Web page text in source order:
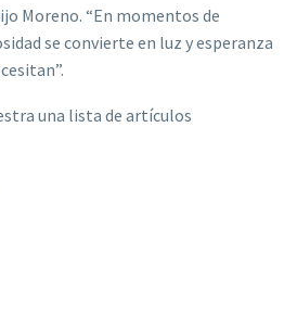
Moreno. “En momentos de
se convierte en luz y esperanza
una lista de artículos